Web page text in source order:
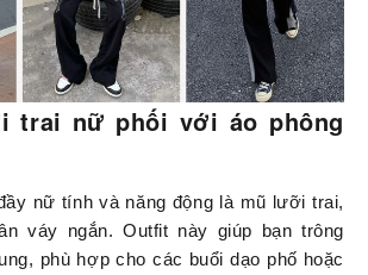
trai nữ phối với áo phông
nữ tính và năng động là mũ lưỡi trai,
váy ngắn. Outfit này giúp bạn trông
phù hợp cho các buổi dạo phố hoặc